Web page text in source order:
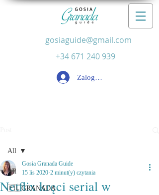
gosiaguide@gmail.com
+34 671 240 939
Zaloguj się
All
🇵🇱GRANADA
All
Netflix kręci serial w
Gosia Granada Guide
15 lis 2020 2 minut(y) czytania